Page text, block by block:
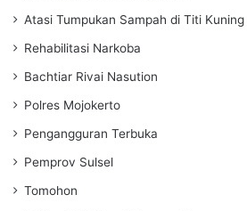
Atasi Tumpukan Sampah di Titi Kuning
Rehabilitasi Narkoba
Bachtiar Rivai Nasution
Polres Mojokerto
Pengangguran Terbuka
Pemprov Sulsel
Tomohon